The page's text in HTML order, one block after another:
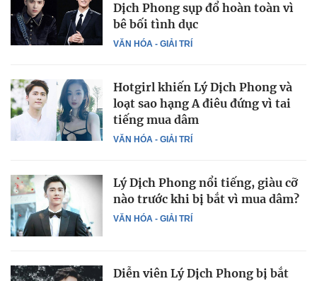
VĂN HÓA - GIẢI TRÍ
Dịch Phong sụp đổ hoàn toàn vì
bê bối tình dục
VĂN HÓA - GIẢI TRÍ
Hotgirl khiến Lý Dịch Phong và
loạt sao hạng A điêu đứng vì tai
tiếng mua dâm
VĂN HÓA - GIẢI TRÍ
Lý Dịch Phong nổi tiếng, giàu cỡ
nào trước khi bị bắt vì mua dâm?
Diễn viên Lý Dịch Phong bị bắt